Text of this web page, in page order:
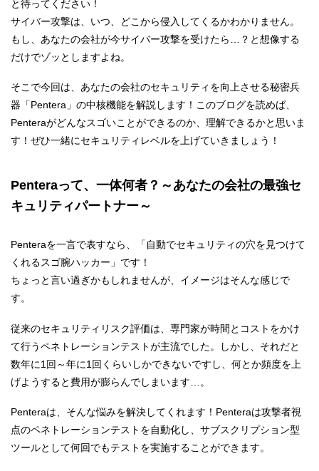
と待ってください！
サイバー攻撃は、いつ、どこから侵入してくるかわかりません。
もし、あなたの会社が今サイバー攻撃を受けたら…？と想像する
だけでゾッとしますよね。
そこで今回は、あなたの会社のセキュリティを向上させる秘密兵
器「Pentera」の中核機能を解説します！このブログを読めば、
Penteraがどんなスゴいことができるのか、理解できるかと思いま
す！ぜひ一緒にセキュリティレベルを上げていきましょう！
Penteraって、一体何者？～あなたの会社の最強セ
キュリティパートナー～
Penteraを一言で表すなら、「自動でセキュリティの穴を見つけて
くれるスゴ腕ハッカー」です！
ちょっと言い過ぎかもしれませんが、イメージはそんな感じで
す。
従来のセキュリティリスク評価は、専門家が時間とコストをかけ
て行うペネトレーションテストが主流でした。しかし、それだと
数年に1回～年に1回くらいしかできないですし、何とか頻度を上
げようすると費用が膨らんでしまいます…。
Penteraは、そんな悩みを解決してくれます！Penteraは攻撃者視
点のペネトレーションテストを自動化し、サブスクリプション型
ツールとして何回でもテストを実施することができます。